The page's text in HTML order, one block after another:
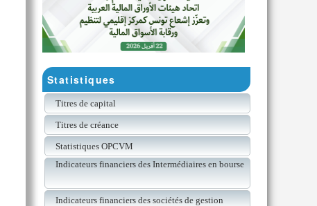
Statistiques
Titres de capital
Titres de créance
Statistiques OPCVM
Indicateurs financiers des Intermédiaires en bourse
Indicateurs financiers des sociétés de gestion